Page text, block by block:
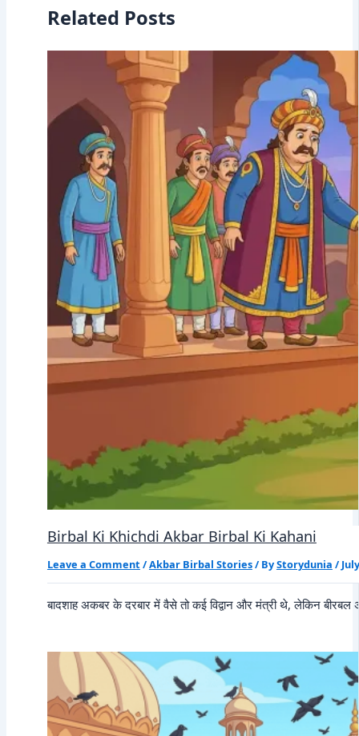
Related Posts
Birbal Ki Khichdi Akbar Birbal Ki Kahani
Leave a Comment /Akbar Birbal Stories/ ByStorydunia /
बादशाह अकबर के दरबार में वैसे तो कई विद्वान और मंत्री थे, लेकिन बीरबल